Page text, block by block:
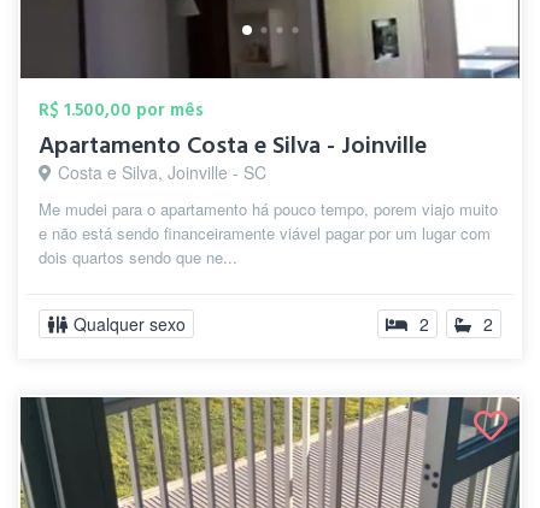
R$ 1.500,00 por mês
Apartamento Costa e Silva - Joinville
Costa e Silva, Joinville - SC
Me mudei para o apartamento há pouco tempo, porem viajo muito
e não está sendo financeiramente viável pagar por um lugar com
dois quartos sendo que ne...
Qualquer sexo 2 2